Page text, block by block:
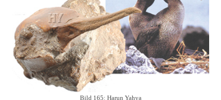
Bild 165: Harun Yahya